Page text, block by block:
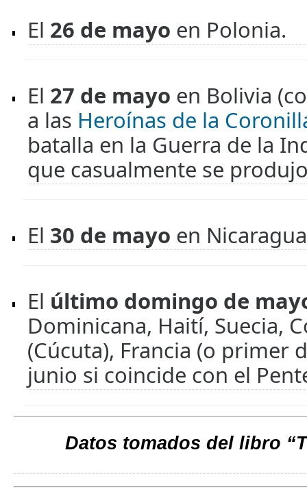
El 26 de mayo en Polonia.
El 27 de mayo en Bolivia
a las Heroínas de la
batalla en la Guerra de la
que casualmente se
El 30 de mayo en
El último domingo de
Dominicana, Haití, Suecia,
(Cúcuta), Francia (o primer
junio si coincide con el
Datos tomados del libro